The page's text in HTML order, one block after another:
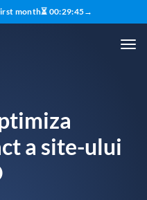
month⏳ 00:29:44→
a site-ului